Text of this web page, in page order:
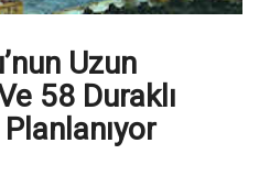
Uzun
58 Duraklı